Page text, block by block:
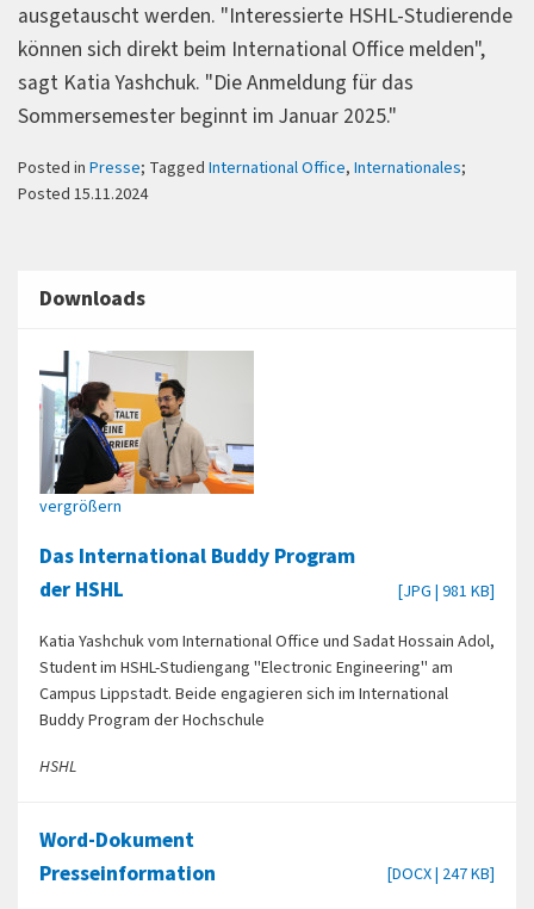
ausgetauscht werden. "Interessierte HSHL-Studierende
können sich direkt beim International Office melden",
sagt Katia Yashchuk. "Die Anmeldung für das
Sommersemester beginnt im Januar 2025."
Posted in Presse; Tagged International Office, Internationales;
Posted 15.11.2024
Downloads
vergrößern
Das International Buddy Program
der HSHL
[JPG | 981 KB]
Katia Yashchuk vom International Office und Sadat Hossain Adol,
Student im HSHL-Studiengang "Electronic Engineering" am
Campus Lippstadt. Beide engagieren sich im International
Buddy Program der Hochschule
HSHL
Word-Dokument
Presseinformation
[DOCX | 247 KB]